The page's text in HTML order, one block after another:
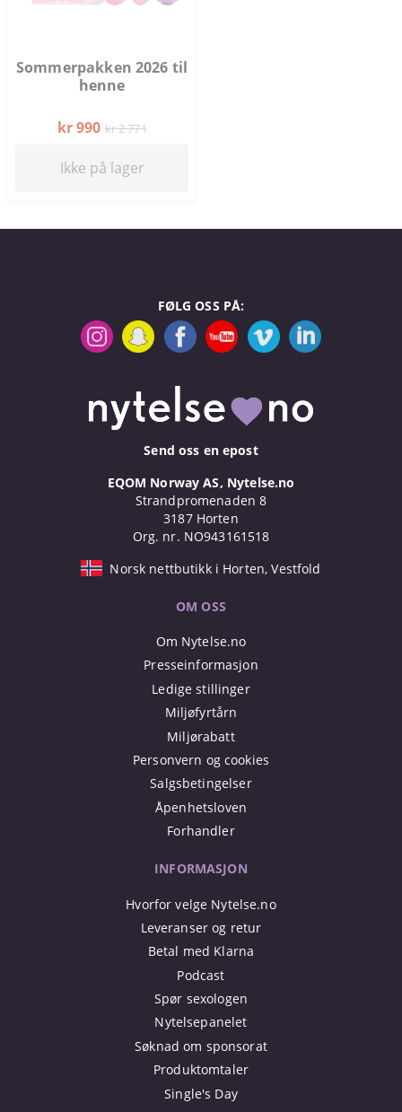
Sommerpakken 2026 til
henne
kr 990 kr 2 771
Ikke på lager
FØLG OSS PÅ:
Send oss en epost
EQOM Norway AS, Nytelse.no
Strandpromenaden 8
3187 Horten
Org. nr. NO943161518
Norsk nettbutikk i Horten, Vestfold
OM OSS
Om Nytelse.no
Presseinformasjon
Ledige stillinger
Miljøfyrtårn
Miljørabatt
Personvern og cookies
Salgsbetingelser
Åpenhetsloven
Forhandler
INFORMASJON
Hvorfor velge Nytelse.no
Leveranser og retur
Betal med Klarna
Podcast
Spør sexologen
Nytelsepanelet
Søknad om sponsorat
Produktomtaler
Single's Day